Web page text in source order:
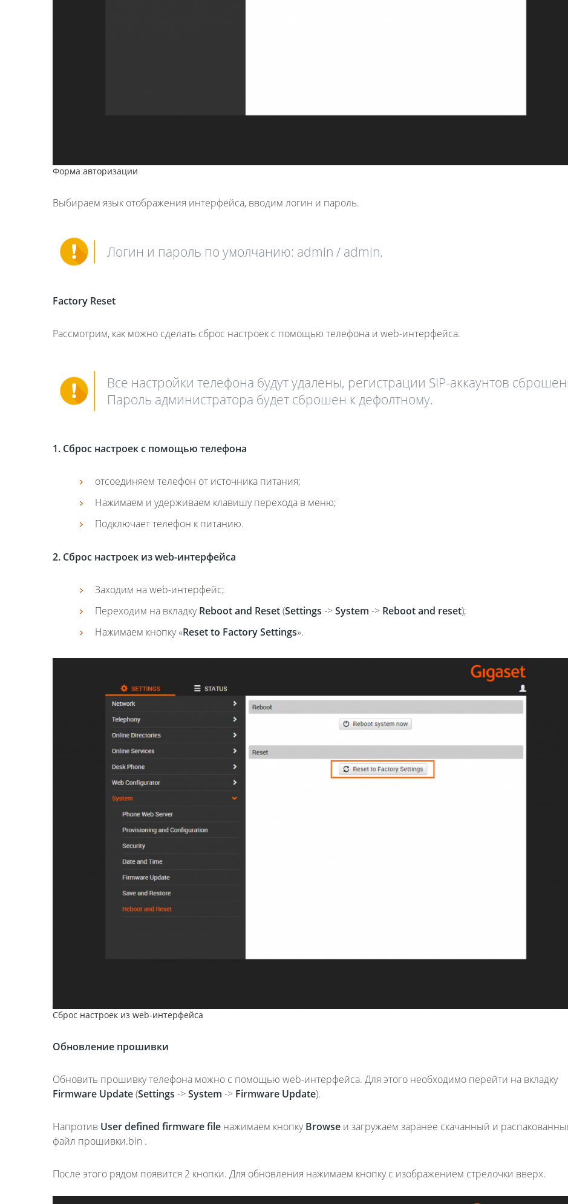
Форма авторизации
Выбираем язык отображения интерфейса, вводим логин и пароль.
Логин и пароль по умолчанию: admin / admin.
Factory Reset
Рассмотрим, как можно сделать сброс настроек с помощью телефона и web-интерфейса.
Все настройки телефона будут удалены, регистрации SIP-аккаунтов
Пароль администратора будет сброшен к дефолтному.
1. Сброс настроек с помощью телефона
отсоединяем телефон от источника питания;
Нажимаем и удерживаем клавишу перехода в меню;
Подключает телефон к питанию.
2. Сброс настроек изweb-интерфейса
Заходим на web-интерфейс;
Переходим на вкладкуReboot and Reset(Settings ->System -> Reboot and reset);
Нажимаем кнопку «Reset to Factory Settings».
Сброс настроек из web-интерфейса
Обновление прошивки
Обновить прошивку телефона можно с помощью web-интерфейса. Для этого необходимо перейти на вкладку
Firmware Update(Settings ->System -> Firmware Update).
Напротив Userdefined firmwarefile нажимаем кнопкуBrowse и загружаем заранее скачанный и
файл прошивки.bin .
После этого рядом появится 2 кнопки. Для обновления нажимаем кнопку с изображением стрелочки вверх.